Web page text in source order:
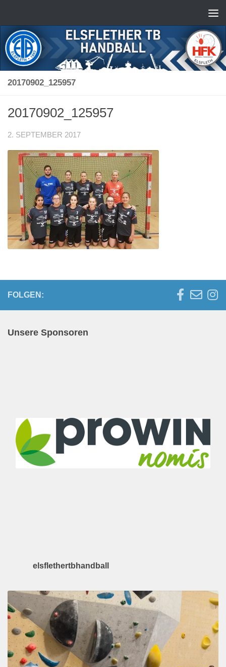
20170902_125957
20170902_125957
2. SEPTEMBER 2017
FOLGEN:
Unsere Sponsoren
elsflethertbhandball